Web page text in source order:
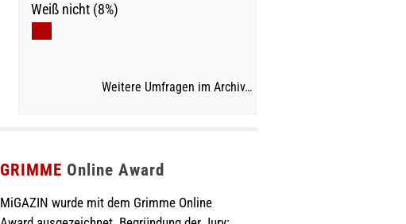
Weiß nicht (8%)
Weitere Umfragen im Archiv…
GRIMME Online Award
MiGAZIN wurde mit dem Grimme Online